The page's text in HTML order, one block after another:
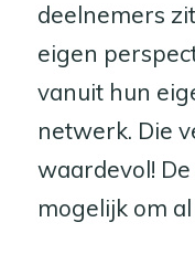
deelnemers
eigen
vanuit hun
netwerk. Die
waardevol!
mogelijk om